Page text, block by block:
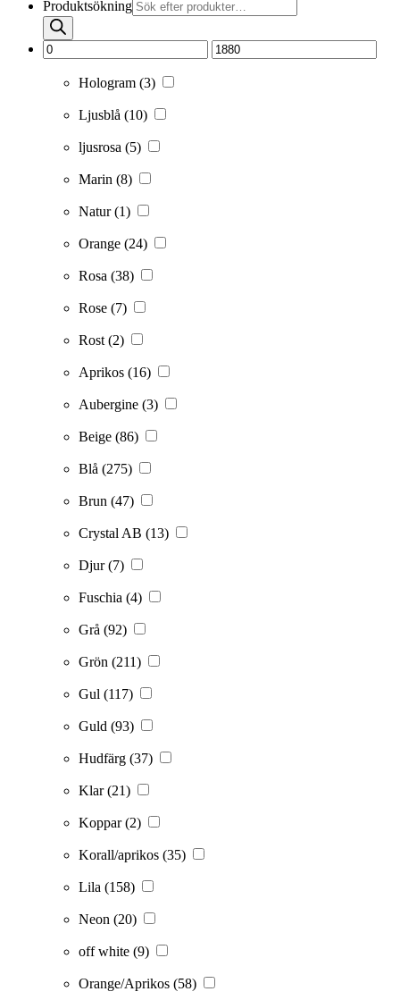
Produktsökning
Hologram (3)
Ljusblå (10)
ljusrosa (5)
Marin (8)
Natur(1)
Orange (24)
Rosa (38)
Rose (7)
Rost (2)
Aprikos (16)
Aubergine (3)
Beige (86)
Blå (275)
Brun (47)
Crystal AB (13)
Djur(7)
Fuschia (4)
Grå (92)
Grön (211)
Gul (117)
Guld (93)
Hudfärg (37)
Klar(21)
Koppar(2)
Korall/aprikos (35)
Lila (158)
Neon (20)
off white (9)
Orange/Aprikos (58)